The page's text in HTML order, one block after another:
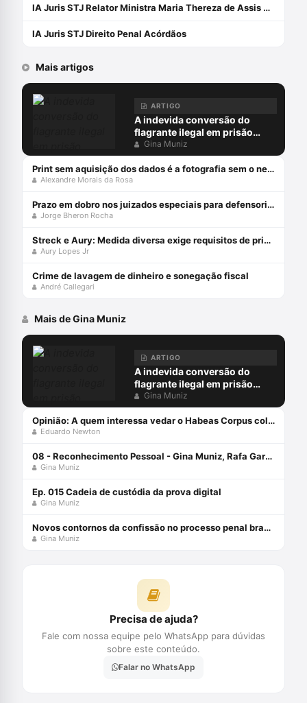
IA Juris STJ Relator Ministra Maria Thereza de Assis Moura
IA Juris STJ Direito Penal Acórdãos
Mais artigos
ARTIGO
A indevida conversão do
flagrante ilegal em prisão
preventiva
Gina Muniz
Print sem aquisição dos dados é a fotografia sem o negativo
Alexandre Morais da Rosa
Prazo em dobro nos juizados especiais para defensorias públicas
Jorge Bheron Rocha
Streck e Aury: Medida diversa exige requisitos de prisão!
Aury Lopes Jr
Crime de lavagem de dinheiro e sonegação fiscal
André Callegari
Mais de Gina Muniz
ARTIGO
A indevida conversão do
flagrante ilegal em prisão
preventiva
Gina Muniz
Opinião: A quem interessa vedar o Habeas Corpus coletivo?
Eduardo Newton
08 - Reconhecimento Pessoal - Gina Muniz, Rafa Garcez e Fernando Soubhia - Defesa Solidária
Gina Muniz
Ep. 015 Cadeia de custódia da prova digital
Gina Muniz
Novos contornos da confissão no processo penal brasileiro com Gina Muniz
Gina Muniz
Precisa de ajuda?
Fale com nossa equipe pelo WhatsApp para dúvidas
sobre este conteúdo.
Falar no WhatsApp